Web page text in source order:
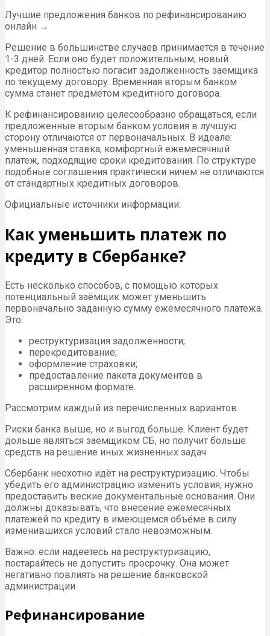
Лучшие предложения банков по рефинансированию
онлайн →
Решение в большинстве случаев принимается в течение
1-3 дней. Если оно будет положительным, новый
кредитор полностью погасит задолженность заемщика
по текущему договору. Временная вторым банком
сумма станет предметом кредитного договора.
К рефинансированию целесообразно обращаться, если
предложенные вторым банком условия в лучшую
сторону отличаются от первоначальных. В идеале:
уменьшенная ставка, комфортный ежемесячный
платеж, подходящие сроки кредитования. По структуре
подобные соглашения практически ничем не отличаются
от стандартных кредитных договоров.
Официальные источники информации:
Как уменьшить платеж по
кредиту в Сбербанке?
Есть несколько способов, с помощью которых
потенциальный заёмщик может уменьшить
первоначально заданную сумму ежемесячного платежа.
Это:
реструктуризация задолженности;
перекредитование;
оформление страховки;
предоставление пакета документов в
расширенном формате.
Рассмотрим каждый из перечисленных вариантов.
Риски банка выше, но и выгод больше. Клиент будет
дольше являться заёмщиком СБ, но получит больше
средств на решение иных жизненных задач.
Сбербанк неохотно идёт на реструктуризацию. Чтобы
убедить его администрацию изменить условия, нужно
предоставить веские документальные основания. Они
должны доказывать, что внесение ежемесячных
платежей по кредиту в имеющемся объёме в силу
изменившихся условий стало невозможным.
Важно: если надеетесь на реструктуризацию,
постарайтесь не допустить просрочку. Она может
негативно повлиять на решение банковской
администрации
Рефинансирование